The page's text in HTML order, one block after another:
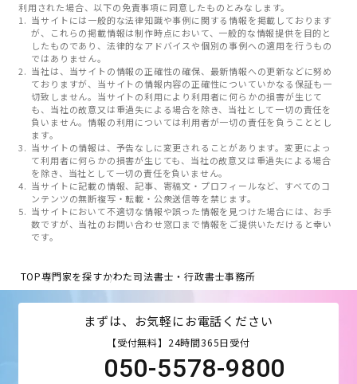
利用された場合、以下の免責事項に同意したものとみなします。
当サイトには一般的な法律知識や事例に関する情報を掲載しております
が、これらの掲載情報は制作時点において、一般的な情報提供を目的と
したものであり、法律的なアドバイスや個別の事例への適用を行うもの
ではありません。
当社は、当サイトの情報の正確性の確保、最新情報への更新などに努め
ておりますが、当サイトの情報内容の正確性についていかなる保証も一
切致しません。当サイトの利用により利用者に何らかの損害が生じて
も、当社の故意又は重過失による場合を除き、当社として一切の責任を
負いません。情報の利用については利用者が一切の責任を負うこととし
ます。
当サイトの情報は、予告なしに変更されることがあります。変更によっ
て利用者に何らかの損害が生じても、当社の故意又は重過失による場合
を除き、当社として一切の責任を負いません。
当サイトに記載の情報、記事、寄稿文・プロフィールなど、すべてのコ
ンテンツの無断複写・転載・公衆送信等を禁じます。
当サイトにおいて不適切な情報や誤った情報を見つけた場合には、お手
数ですが、当社のお問い合わせ窓口まで情報をご提供いただけると幸い
です。
TOP専門家を探すかわた司法書士・行政書士事務所
まずは、お気軽にお電話ください
【受付無料】24時間365日受付
050-5578-9800